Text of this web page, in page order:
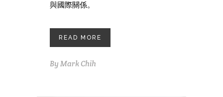
與國際關係。
READ MORE
By Mark Chih